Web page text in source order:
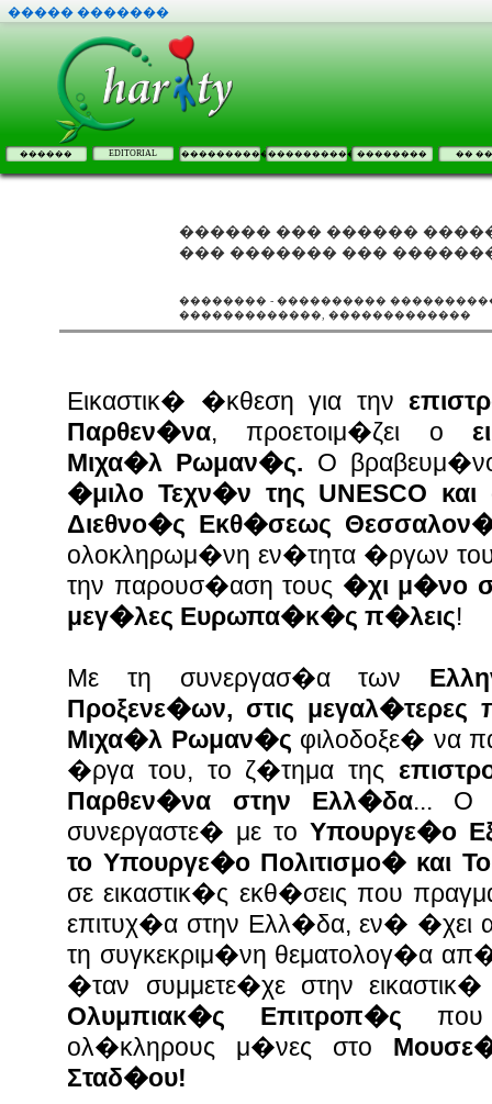
����� �������
������ EDITORIAL �������������������� �������� ��
������ ��� ������
��� ������� ���
�������� - ����������
�������������, �������������
Εικαστικ� �κθεση για την
Παρθεν�να, προετοιμ�ζει ο
Μιχα�λ Ρωμαν�ς. Ο
�μιλο Τεχν�ν της UNESCO
Διεθνο�ς Εκθ�σεως
ολοκληρωμ�νη εν�τητα �ργων
την παρουσ�αση τους �χι μ�νο
μεγ�λες Ευρωπα�κ�ς π�λεις!
Με τη συνεργασ�α των
Προξενε�ων, στις
Μιχα�λ Ρωμαν�ς φιλοδοξε� να
�ργα του, το ζ�τημα της
Παρθεν�να στην Ελλ�δα... Ο
συνεργαστε� με το Υπουργε�ο
το Υπουργε�ο Πολιτισμο� και
σε εικαστικ�ς εκθ�σεις που
επιτυχ�α στην Ελλ�δα, εν� �χει
τη συγκεκριμ�νη θεματολογ�α
�ταν συμμετε�χε στην
Ολυμπιακ�ς Επιτροπ�ς που
ολ�κληρους μ�νες στο
Σταδ�ου!